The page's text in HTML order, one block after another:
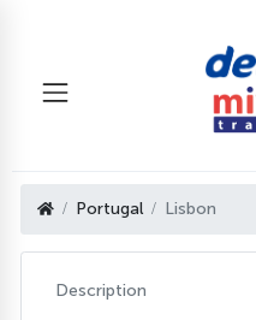
Portugal Lisbon
Description